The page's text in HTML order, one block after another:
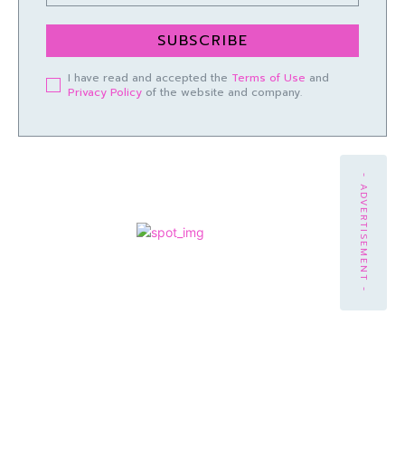
SUBSCRIBE
I have read and accepted the Terms of Use and
Privacy Policy of the website and company.
- ADVERTISEMENT -